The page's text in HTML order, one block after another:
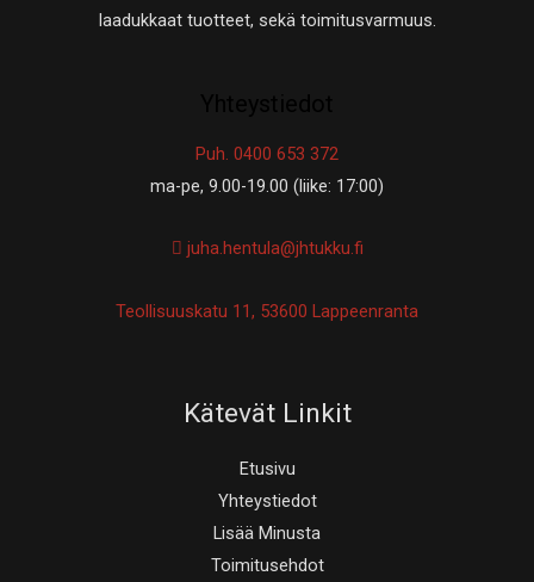
laadukkaat tuotteet, sekä toimitusvarmuus.
Puh. 0400 653 372
ma-pe, 9.00-19.00 (liike: 17:00)
juha.hentula@jhtukku.fi
Teollisuuskatu 11, 53600 Lappeenranta
Kätevät Linkit
Etusivu
Yhteystiedot
Lisää Minusta
Toimitusehdot